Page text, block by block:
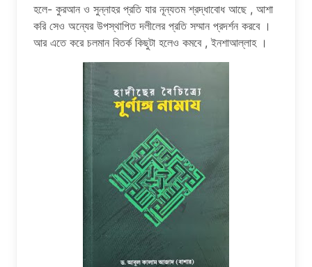
হলে- কুরআন ও সুন্নাহর প্রতি যার নূন্যতম শ্রদ্ধাবোধ আছে , আশা
করি সেও অন্যের উপস্থাপিত দলীলের প্রতি সম্মান প্রদর্শন করবে ।
আর এতে করে চলমান বিতর্ক কিছুটা হলেও কমবে , ইনশাআল্লাহ ।